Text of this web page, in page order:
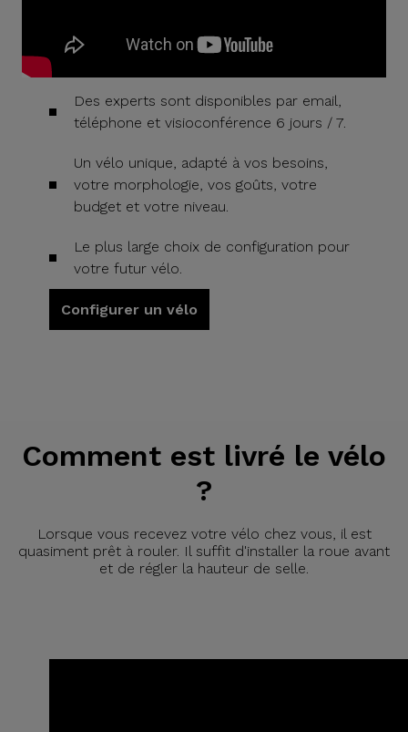
Des experts sont disponibles par email,
téléphone et visioconférence 6 jours / 7.
Un vélo unique, adapté à vos besoins,
votre morphologie, vos goûts, votre
budget et votre niveau.
Le plus large choix de configuration pour
votre futur vélo.
Configurer un vélo
Comment est livré le vélo
?
Lorsque vous recevez votre vélo chez vous, il est
quasiment prêt à rouler. Il suffit d'installer la roue avant
et de régler la hauteur de selle.